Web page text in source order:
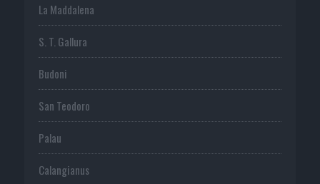
La Maddalena
S. T. Gallura
Budoni
San Teodoro
Palau
Calangianus